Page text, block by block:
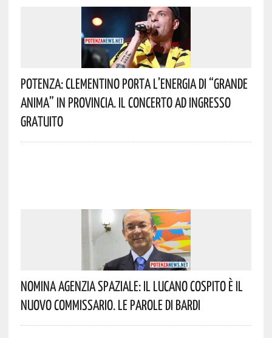
Potenza: Clementino Porta L’energia Di “Grande
Anima” In Provincia. Il Concerto Ad Ingresso
Gratuito
Nomina Agenzia Spaziale: Il Lucano Cospito È Il
Nuovo Commissario. Le Parole Di Bardi